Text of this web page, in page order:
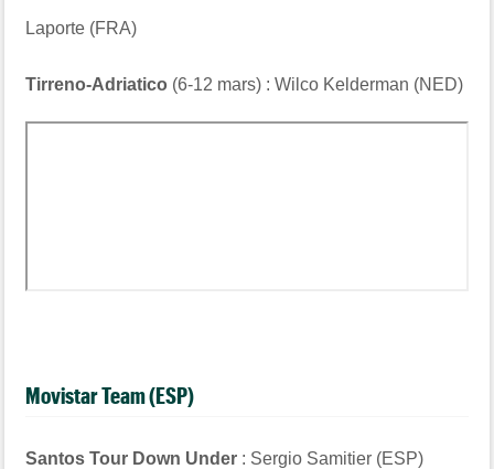
Laporte (FRA)
Tirreno-Adriatico (6-12 mars) : Wilco Kelderman (NED)
Movistar Team (ESP)
Santos Tour Down Under : Sergio Samitier (ESP)